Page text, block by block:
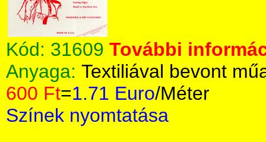
Kód: 31609 További
Anyaga: Textiliával bevont
600 Ft=1.71 Euro/Méter
Színek nyomtatása